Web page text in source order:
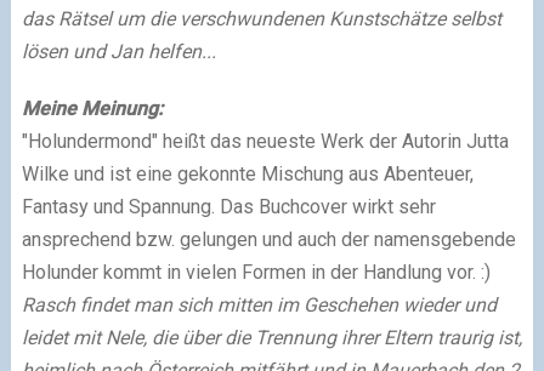
das Rätsel um die verschwundenen Kunstschätze selbst
lösen und Jan helfen...
Meine Meinung:
"Holundermond" heißt das neueste Werk der Autorin Jutta
Wilke und ist eine gekonnte Mischung aus Abenteuer,
Fantasy und Spannung. Das Buchcover wirkt sehr
ansprechend bzw. gelungen und auch der namensgebende
Holunder kommt in vielen Formen in der Handlung vor. :)
Rasch findet man sich mitten im Geschehen wieder und
leidet mit Nele, die über die Trennung ihrer Eltern traurig ist,